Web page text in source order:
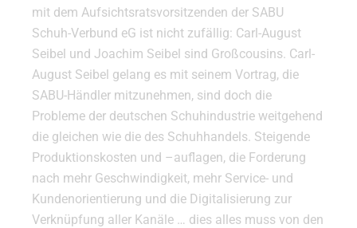
mit dem Aufsichtsratsvorsitzenden der SABU
Schuh-Verbund eG ist nicht zufällig: Carl-August
Seibel und Joachim Seibel sind Großcousins. Carl-
August Seibel gelang es mit seinem Vortrag, die
SABU-Händler mitzunehmen, sind doch die
Probleme der deutschen Schuhindustrie weitgehend
die gleichen wie die des Schuhhandels. Steigende
Produktionskosten und –auflagen, die Forderung
nach mehr Geschwindigkeit, mehr Service- und
Kundenorientierung und die Digitalisierung zur
Verknüpfung aller Kanäle … dies alles muss von den